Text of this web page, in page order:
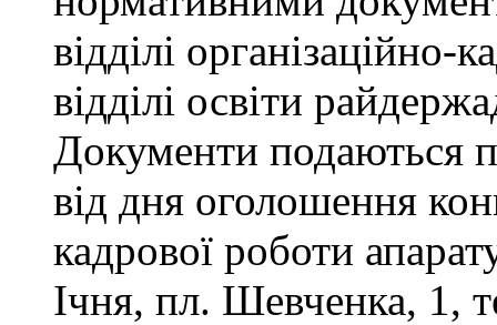
відділі організаційно-
відділі освіти
Документи подаються
від дня оголошення
кадрової роботи
Ічня, пл. Шевченка, 1,